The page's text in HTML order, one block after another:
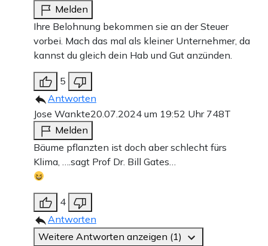
Melden
Ihre Belohnung bekommen sie an der Steuer
vorbei. Mach das mal als kleiner Unternehmer, da
kannst du gleich dein Hab und Gut anzünden.
5
Antworten
Jose Wankte20.07.2024 um 19:52 Uhr 748T
Melden
Bäume pflanzten ist doch aber schlecht fürs
Klima, ….sagt Prof Dr. Bill Gates…
4
Antworten
Weitere Antworten anzeigen (1)